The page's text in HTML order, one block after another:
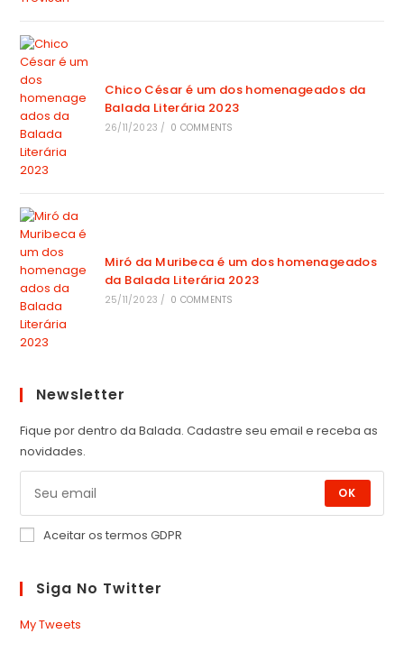
Chico César é um dos homenageados da
Balada Literária 2023
26/11/2023 / 0 COMMENTS
Miró da Muribeca é um dos homenageados
da Balada Literária 2023
25/11/2023 / 0 COMMENTS
Newsletter
Fique por dentro da Balada. Cadastre seu email e receba as
novidades.
OK
Aceitar os termos GDPR
Siga No Twitter
My Tweets